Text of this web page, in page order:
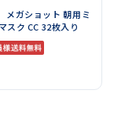
ガショット 朝用ミ
スク CC 32枚入り